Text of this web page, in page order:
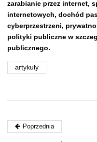
zarabianie przez internet,
internetowych, dochód
cyberprzestrzeni,
polityki publiczne w
publicznego.
artykuły
Poprzednia